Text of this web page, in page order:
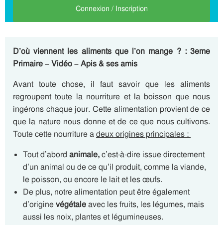
Connexion / Inscription
D’où viennent les aliments que l’on mange ? : 3eme
Primaire – Vidéo – Apis & ses amis
Avant toute chose, il faut savoir que les aliments
regroupent toute la nourriture et la boisson que nous
ingérons chaque jour. Cette alimentation provient de ce
que la nature nous donne et de ce que nous cultivons.
Toute cette nourriture adeux origines principales :
Tout d’abord animale,c’est-à-dire issue directement
d’un animal ou de ce qu’il produit, comme la viande,
le poisson, ou encore le lait et les œufs.
De plus, notre alimentation peut être également
d’originevégétaleavec les fruits, les légumes, mais
aussi les noix, plantes et légumineuses.